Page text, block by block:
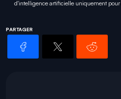
d'intelligence artificielle uniquement pour
PARTAGER